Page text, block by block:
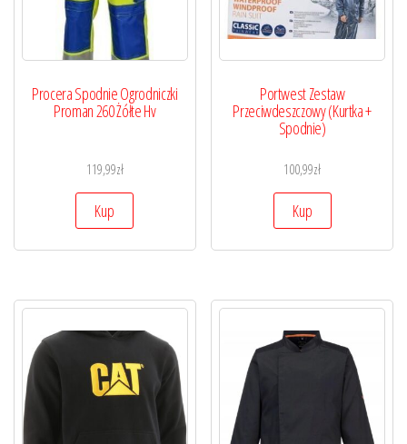
Procera Spodnie Ogrodniczki
Proman 260 Żółte Hv
119,99zł
Kup
Portwest Zestaw
Przeciwdeszczowy (Kurtka +
Spodnie)
100,99zł
Kup